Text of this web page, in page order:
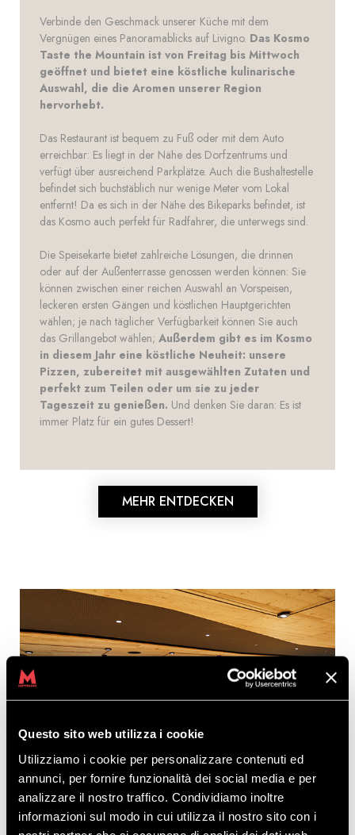
Questo sito web utilizza i cookie
Utilizziamo i cookie per personalizzare contenuti ed
annunci, per fornire funzionalità dei social media e per
analizzare il nostro traffico. Condividiamo inoltre
informazioni sul modo in cui utilizza il nostro sito con i
Verbinde den Geschmack unserer Küche mit dem
Vergnügen eines Panoramablicks auf Livigno. Das Kosmo
Taste the Mountain ist von Freitag bis Mittwoch
geöffnet und bietet eine köstliche kulinarische
Auswahl, die die Aromen unserer Region
hervorhebt.
Das Restaurant ist bequem zu Fuß oder mit dem Auto
erreichbar: Es liegt in der Nähe des Dorfzentrums und
verfügt über ausreichend Parkplätze. Auch die Bushaltestelle
befindet sich buchstäblich nur wenige Meter vom Lokal
entfernt! Da es sich in der Nähe des Bikeparks befindet, ist
das Kosmo auch perfekt für Radfahrer, die unterwegs sind.
Die Speisekarte bietet zahlreiche Lösungen, die drinnen
oder auf der Außenterrasse genossen werden können: Sie
können zwischen einer reichen Auswahl an Vorspeisen,
leckeren ersten Gängen und köstlichen Hauptgerichten
wählen; je nach täglicher Verfügbarkeit können Sie auch
das Grillangebot wählen; Außerdem gibt es im Kosmo
in diesem Jahr eine köstliche Neuheit: unsere
Pizzen, zubereitet mit ausgewählten Zutaten und
perfekt zum Teilen oder um sie zu jeder
Tageszeit zu genießen. Und denken Sie daran: Es ist
immer Platz für ein gutes Dessert!
MEHR ENTDECKEN